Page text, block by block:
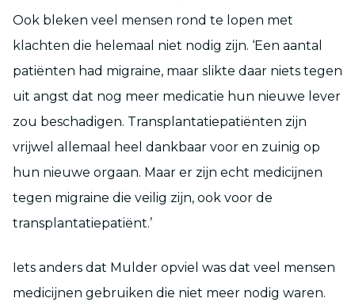
Ook bleken veel mensen rond te lopen met
klachten die helemaal niet nodig zijn. ‘Een aantal
patiënten had migraine, maar slikte daar niets tegen
uit angst dat nog meer medicatie hun nieuwe lever
zou beschadigen. Transplantatiepatiënten zijn
vrijwel allemaal heel dankbaar voor en zuinig op
hun nieuwe orgaan. Maar er zijn echt medicijnen
tegen migraine die veilig zijn, ook voor de
transplantatiepatiënt.’
Iets anders dat Mulder opviel was dat veel mensen
medicijnen gebruiken die niet meer nodig waren.